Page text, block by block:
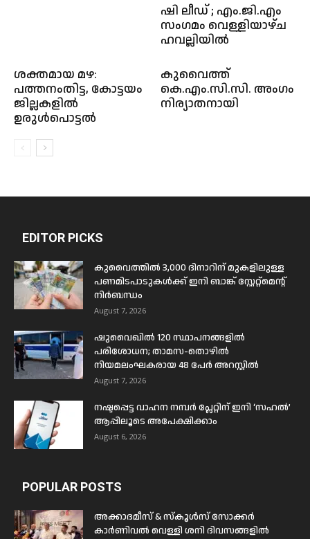
ഷി ലീഡ് ; എം.ജി.എം
സംഗമം വെള്ളിയാഴ്ച
ഹവല്ലിയിൽ
ശക്തമായ മഴ:
പത്തനംതിട്ട, കോട്ടയം
ജില്ലകളിൽ
ഉരുൾപൊട്ടൽ
കുവൈത്ത്
കെ.എം.സി.സി. അംഗം
നിര്യാതനായി
EDITOR PICKS
കുവൈത്തിൽ 3,000 ദിനാറിന് മുകളിലുള്ള
പണമിടപാടുകൾക്ക് ഇനി ബാങ്ക് സ്റ്റേറ്റ്മെന്റ്
നിർബന്ധം
August 7, 2026
ഷുവൈഖിൽ 120 സ്ഥാപനങ്ങളിൽ
പരിശോധന; താമസ-തൊഴിൽ
നിയമലംഘകരായ 48 പേർ അറസ്റ്റിൽ
August 7, 2026
നഷ്ടപ്പെട്ട വാഹന നമ്പർ പ്ലേറ്റിന് ഇനി ‘സഹൽ’
ആപ്പിലൂടെ അപേക്ഷിക്കാം
August 6, 2026
POPULAR POSTS
അക്കാദമീസ് & സ്കൂൾസ് സോക്കർ
കാർണിവൽ വെള്ളി ശനി ദിവസങ്ങളിൽ